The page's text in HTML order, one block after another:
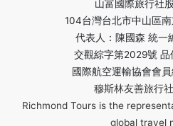
山富國際旅行社
104台灣台北市中山區
代表人：陳國森 統一
交觀綜字第2029號
國際航空運輸協會會
穆斯林友善旅行
Richmond Tours is the
global travel